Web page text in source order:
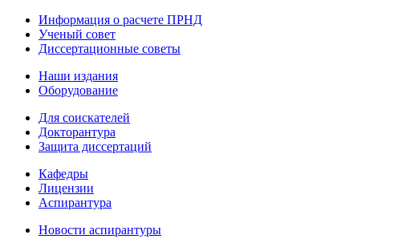
Информация о расчете ПРНД
Ученый совет
Диссертационные советы
Наши издания
Оборудование
Для соискателей
Докторантура
Защита диссертаций
Кафедры
Лицензии
Аспирантура
Новости аспирантуры